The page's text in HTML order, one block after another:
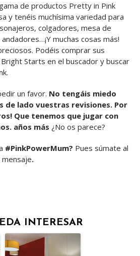
de productos Pretty in Pink
y tenéis muchísima variedad para
colgadores, mesa de
muchas cosas más!
Podéis comprar sus
Starts en el buscador y buscar
un favor. No tengáis miedo
de lado vuestras revisiones. Por
Que tenemos que jugar con
años más ¿No os parece?
#PinkPowerMum? Pues súmate al
.
INTERESAR